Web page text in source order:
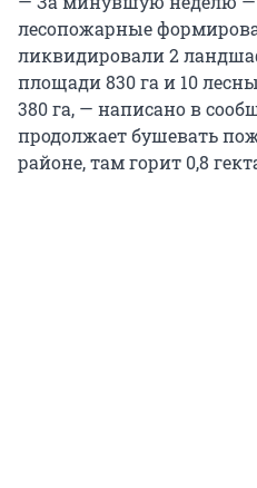
лесопожарные
ликвидировали 2
площади 830 га и 10
380 га, — написано в
продолжает бушевать
районе, там горит 0,8